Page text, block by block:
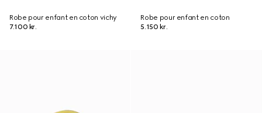
Robe pour enfant en coton vichy
7.100 kr.
Robe pour enfant en coton
5.150 kr.